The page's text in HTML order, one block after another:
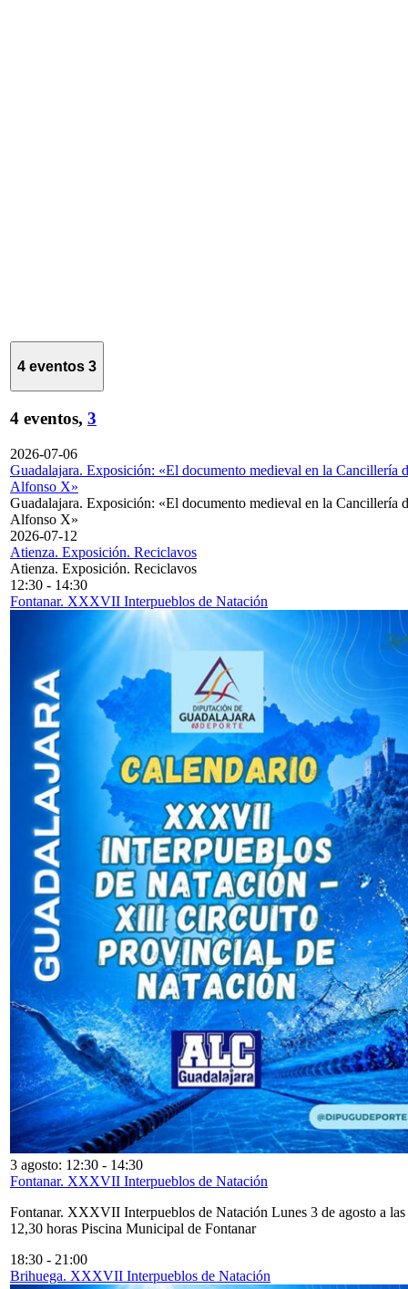
4 eventos 3
4 eventos, 3
2026-07-06
Guadalajara. Exposición: «El documento medieval en la Cancillería
Alfonso X»
Guadalajara. Exposición: «El documento medieval en la Cancillería
Alfonso X»
2026-07-12
Atienza. Exposición. Reciclavos
Atienza. Exposición. Reciclavos
12:30 - 14:30
Fontanar. XXXVII Interpueblos de Natación
3 agosto: 12:30 - 14:30
Fontanar. XXXVII Interpueblos de Natación
Fontanar. XXXVII Interpueblos de Natación Lunes 3 de agosto a las
12,30 horas Piscina Municipal de Fontanar
18:30 - 21:00
Brihuega. XXXVII Interpueblos de Natación